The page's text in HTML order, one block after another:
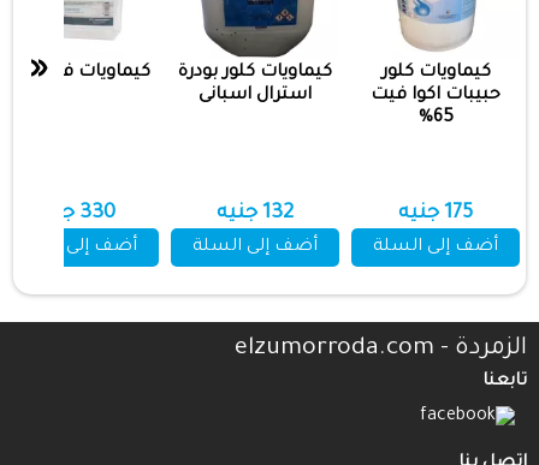
كيماويات كلور
حبيبات اكوا فيت
65%
175 جنيه
أضف إلى السلة
كيماويات كلور بودرة
استرال اسبانى
132 جنيه
أضف إلى السلة
كيماويات فلوك ptx
330 جنيه
أضف إلى السلة
«
الزمردة - elzumorroda.com
تابعنا